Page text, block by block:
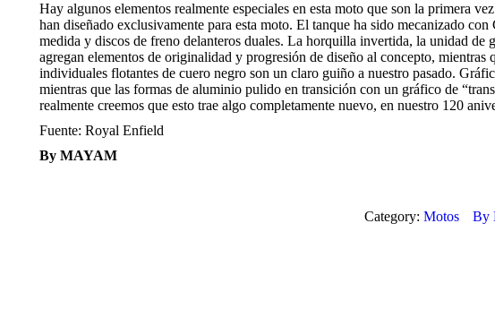
Hay algunos elementos realmente especiales en esta moto que son la primera
han diseñado exclusivamente para esta moto. El tanque ha sido mecanizado
medida y discos de freno delanteros duales. La horquilla invertida, la unidad
agregan elementos de originalidad y progresión de diseño al concepto,
individuales flotantes de cuero negro son un claro guiño a nuestro pasado.
mientras que las formas de aluminio pulido en transición con un gráfico de
realmente creemos que esto trae algo completamente nuevo, en nuestro 120
Fuente: Royal Enfield
By MAYAM
Category: Motos By